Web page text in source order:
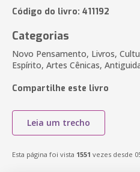
Código do livro: 411192
Categorias
Novo Pensamento, Livros,
Espírito, Artes Cênicas,
Compartilhe este livro
Leia um trecho
Esta página foi vista 1551 vezes desde